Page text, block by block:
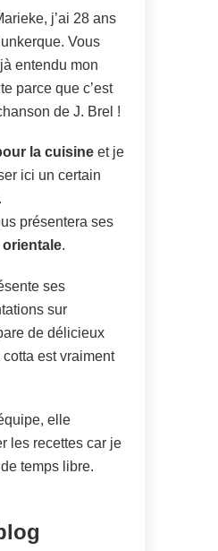
j’ai 28 ans
Vous
entendu mon
parce que c’est
de J. Brel !
la cuisine et je
ici un certain
présentera ses
.
ses
sur
de délicieux
est vraiment
elle
les recettes car je
temps libre.